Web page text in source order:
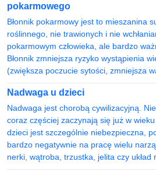
pokarmowego
Błonnik pokarmowy jest to mieszanina
roślinnego, nie trawionych i nie
pokarmowym człowieka, ale bardzo
Błonnik zmniejsza ryzyko wystąpienia
(zwiększa poczucie sytości, zmniejsza
Nadwaga u dzieci
Nadwaga jest chorobą cywilizacyjną.
coraz częściej zaczynają się już w
dzieci jest szczególnie niebezpieczna,
bardzo negatywnie na pracę wielu
nerki, wątroba, trzustka, jelita czy układ